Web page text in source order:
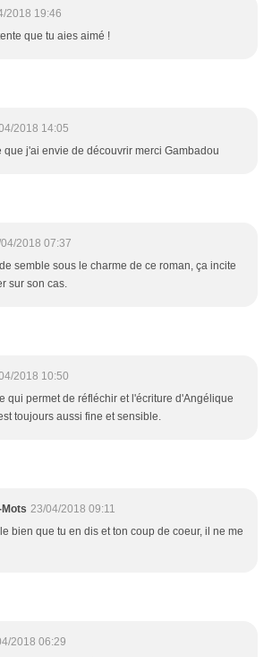
2018 19:46
que tu aies aimé !
2018 14:05
que j'ai envie de découvrir merci Gambadou
2018 07:37
semble sous le charme de ce roman, ça incite
sur son cas.
2018 10:50
qui permet de réfléchir et l'écriture d'Angélique
toujours aussi fine et sensible.
23/04/2018 09:11
bien que tu en dis et ton coup de coeur, il ne me
2018 06:29